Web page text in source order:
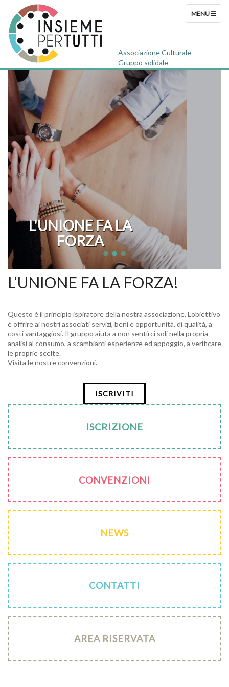
TOGGLE
NAVIGATION
MENU
Associazione Culturale
Gruppo solidale
LA
L’UNIONE FA LA FORZA!
Questo è il principio ispiratore della nostra associazione. L’obiettivo
è offrire ai nostri associati servizi, beni e opportunità, di qualità, a
costi vantaggiosi. Il gruppo aiuta a non sentirci soli nella propria
analisi al consumo, a scambiarci esperienze ed appoggio, a verificare
le proprie scelte.
Visita le nostre convenzioni.
ISCRIVITI
ISCRIZIONE
CONVENZIONI
NEWS
CONTATTI
AREA RISERVATA